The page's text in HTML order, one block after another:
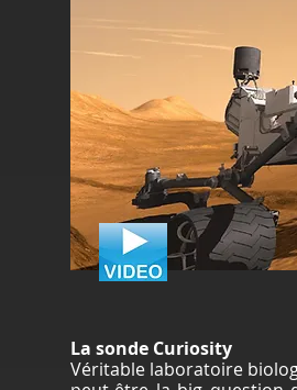
La sonde Curiosity
Véritable laboratoire